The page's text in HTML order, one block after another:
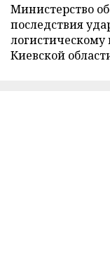
Министерство
последствия
Киевской